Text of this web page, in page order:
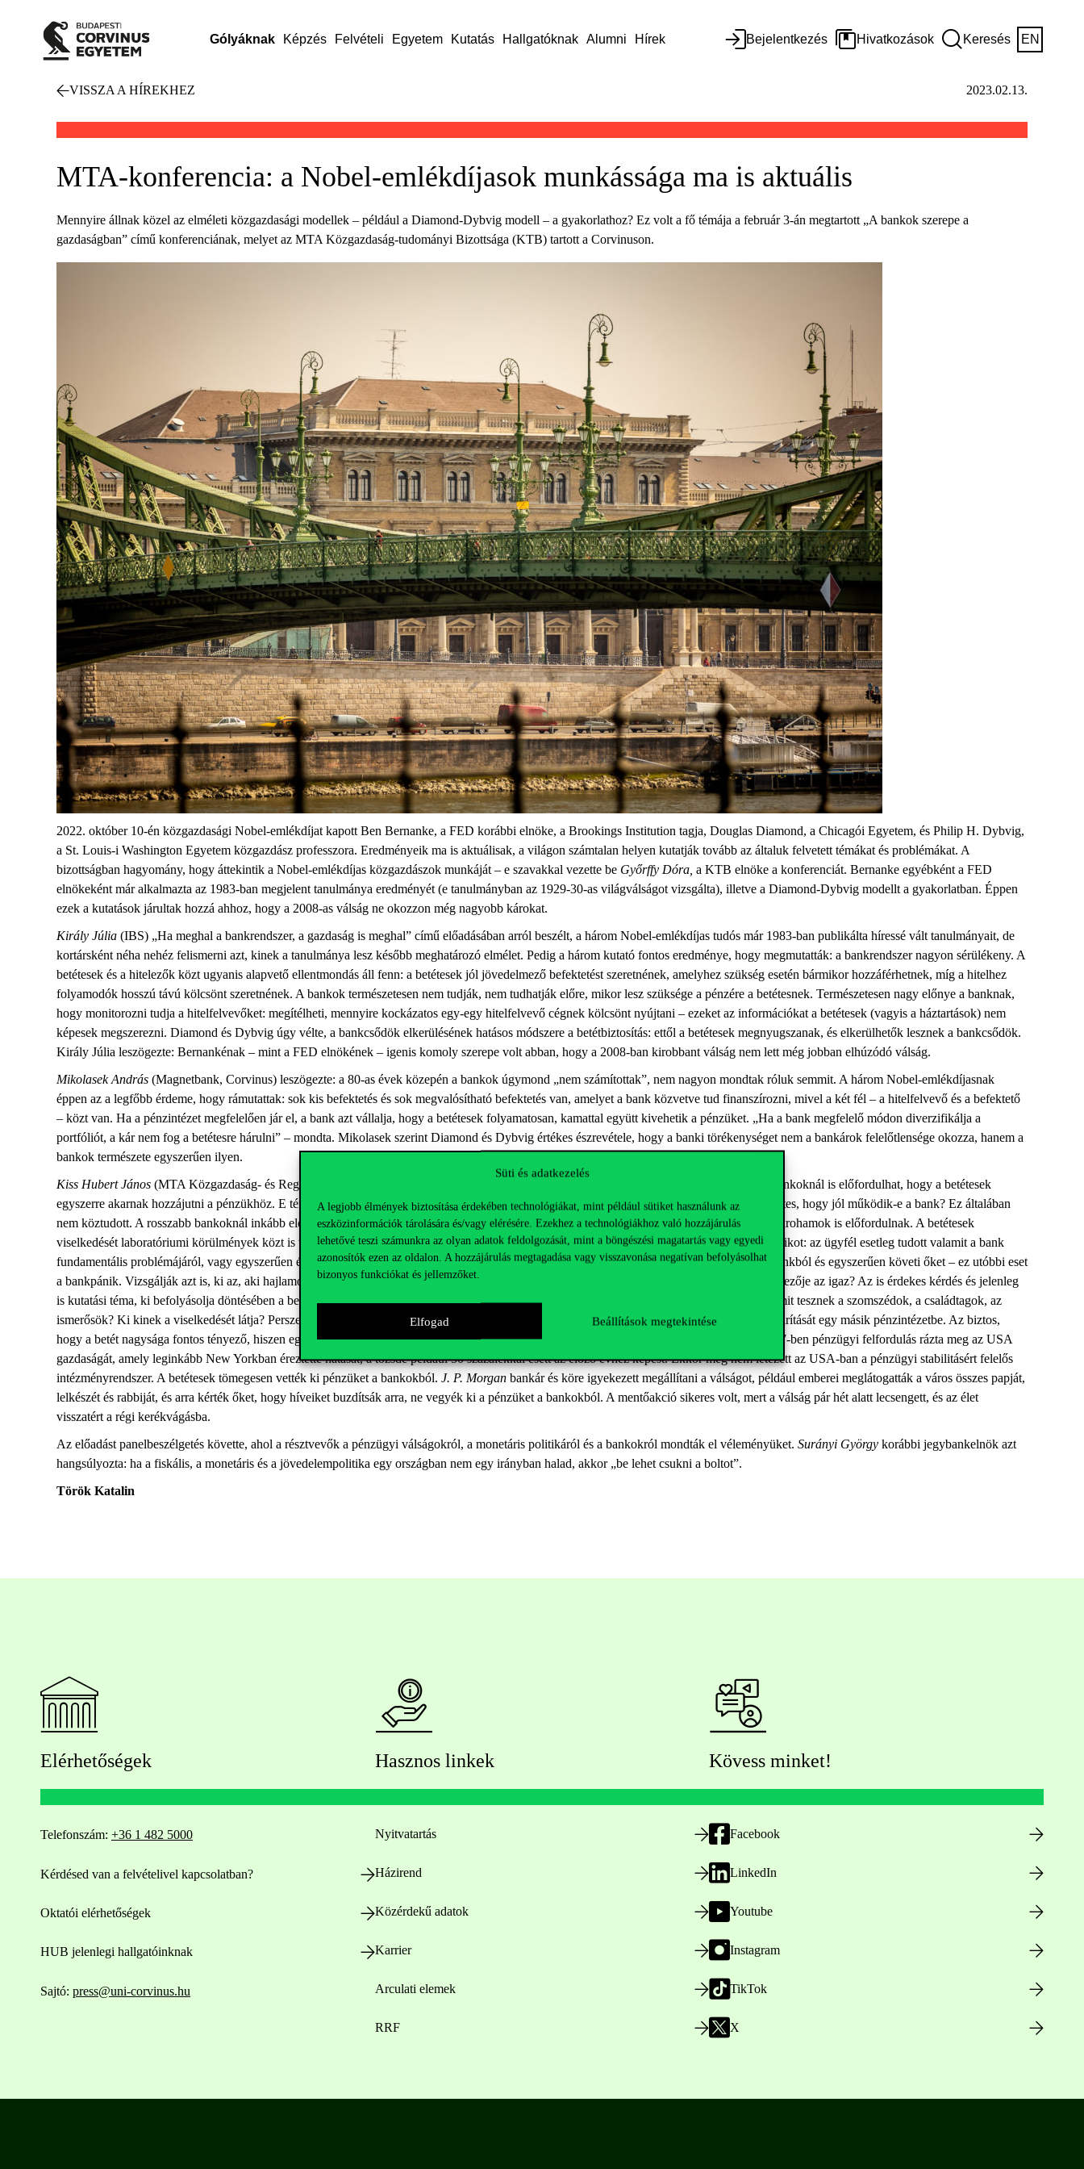
Süti és adatkezelés
A legjobb élmények biztosítása érdekében technológiákat, mint például sütiket használunk az
eszközinformációk tárolására és/vagy elérésére. Ezekhez a technológiákhoz való hozzájárulás
lehetővé teszi számunkra az olyan adatok feldolgozását, mint a böngészési magatartás vagy egyedi
azonosítók ezen az oldalon. A hozzájárulás megtagadása vagy visszavonása negatívan befolyásolhat
bizonyos funkciókat és jellemzőket.
Elfogad Beállítások megtekintése
Gólyáknak Képzés Felvételi Egyetem Kutatás Hallgatóknak Alumni Hírek Bejelentkezés Hivatkozások Keresés EN
VISSZA A HÍREKHEZ 2023.02.13.
MTA-konferencia: a Nobel-emlékdíjasok munkássága ma is aktuális
Mennyire állnak közel az elméleti közgazdasági modellek – például a Diamond-Dybvig modell – a gyakorlathoz? Ez volt a fő témája a február 3-án megtartott „A bankok szerepe a
gazdaságban” című konferenciának, melyet az MTA Közgazdaság-tudományi Bizottsága (KTB) tartott a Corvinuson.
2022. október 10-én közgazdasági Nobel-emlékdíjat kapott Ben Bernanke, a FED korábbi elnöke, a Brookings Institution tagja, Douglas Diamond, a Chicagói Egyetem, és Philip H. Dybvig,
a St. Louis-i Washington Egyetem közgazdász professzora. Eredményeik ma is aktuálisak, a világon számtalan helyen kutatják tovább az általuk felvetett témákat és problémákat. A
bizottságban hagyomány, hogy áttekintik a Nobel-emlékdíjas közgazdászok munkáját – e szavakkal vezette be Győrffy Dóra, a KTB elnöke a konferenciát. Bernanke egyébként a FED
elnökeként már alkalmazta az 1983-ban megjelent tanulmánya eredményét (e tanulmányban az 1929-30-as világválságot vizsgálta), illetve a Diamond-Dybvig modellt a gyakorlatban. Éppen
ezek a kutatások járultak hozzá ahhoz, hogy a 2008-as válság ne okozzon még nagyobb károkat.
Király Júlia (IBS) „Ha meghal a bankrendszer, a gazdaság is meghal” című előadásában arról beszélt, a három Nobel-emlékdíjas tudós már 1983-ban publikálta híressé vált tanulmányait, de
kortársként néha nehéz felismerni azt, kinek a tanulmánya lesz később meghatározó elmélet. Pedig a három kutató fontos eredménye, hogy megmutatták: a bankrendszer nagyon sérülékeny. A
betétesek és a hitelezők közt ugyanis alapvető ellentmondás áll fenn: a betétesek jól jövedelmező befektetést szeretnének, amelyhez szükség esetén bármikor hozzáférhetnek, míg a hitelhez
folyamodók hosszú távú kölcsönt szeretnének. A bankok természetesen nem tudják, nem tudhatják előre, mikor lesz szüksége a pénzére a betétesnek. Természetesen nagy előnye a banknak,
hogy monitorozni tudja a hitelfelvevőket: megítélheti, mennyire kockázatos egy-egy hitelfelvevő cégnek kölcsönt nyújtani – ezeket az információkat a betétesek (vagyis a háztartások) nem
képesek megszerezni. Diamond és Dybvig úgy vélte, a bankcsődök elkerülésének hatásos módszere a betétbiztosítás: ettől a betétesek megnyugszanak, és elkerülhetők lesznek a bankcsődök.
Király Júlia leszögezte: Bernankénak – mint a FED elnökének – igenis komoly szerepe volt abban, hogy a 2008-ban kirobbant válság nem lett még jobban elhúzódó válság.
Mikolasek András (Magnetbank, Corvinus) leszögezte: a 80-as évek közepén a bankok úgymond „nem számítottak”, nem nagyon mondtak róluk semmit. A három Nobel-emlékdíjasnak
éppen az a legfőbb érdeme, hogy rámutattak: sok kis befektetés és sok megvalósítható befektetés van, amelyet a bank közvetve tud finanszírozni, mivel a két fél – a hitelfelvevő és a befektető
– közt van. Ha a pénzintézet megfelelően jár el, a bank azt vállalja, hogy a betétesek folyamatosan, kamattal együtt kivehetik a pénzüket. „Ha a bank megfelelő módon diverzifikálja a
portfóliót, a kár nem fog a betétesre hárulni” – mondta. Mikolasek szerint Diamond és Dybvig értékes észrevétele, hogy a banki törékenységet nem a bankárok felelőtlensége okozza, hanem a
bankok természete egyszerűen ilyen.
Kiss Hubert János (MTA Közgazdaság- és Regionális Tudományi Kutatóközpont) a bankpánikokról beszélt. Mint mondta, még jól működő bankoknál is előfordulhat, hogy a betétesek
egyszerre akarnak hozzájutni a pénzükhöz. E témakörben a legfontosabb az, hogy a betétes viselkedését mi befolyásolja. Mennyire tudja a betétes, hogy jól működik-e a bank? Ez általában
nem köztudott. A rosszabb bankoknál inkább előfordul, hogy megrohamozzák az ügyfelek és ki akarják venni a pénzüket, de indokolatlan bankrohamok is előfordulnak. A betétesek
viselkedését laboratóriumi körülmények közt is vizsgálják. Még így is meglehetősen kevés jó adatbázis létezik arról, hogy mi okozza a bankpánikot: az ügyfél esetleg tudott valamit a bank
fundamentális problémájáról, vagy egyszerűen éppen szüksége volt a pénzére, vagy látta, hogy mások ki akarják venni a pénzüket egy adott bankból és egyszerűen követi őket – ez utóbbi eset
a bankpánik. Vizsgálják azt is, ki az, aki hajlamos ilyen helyzetben azonnal kivenni a pénzét: aki tanult, tapasztalt, vagyonos vagy épp az ellenkezője az igaz? Az is érdekes kérdés és jelenleg
is kutatási téma, ki befolyásolja döntésében a betétest. Az eddigi vizsgálatok szerint az ún. társadalmi hálózatok számítanak ilyen helyzetben – mit tesznek a szomszédok, a családtagok, az
ismerősök? Ki kinek a viselkedését látja? Persze az online bankolás ezt a kérdést is megnehezíti, hiszen valaki otthon ülve is átutalhatja megtakarítását egy másik pénzintézetbe. Az biztos,
hogy a betét nagysága fontos tényező, hiszen egy bizonyos összeghatáron felül például nincs betétbiztosítás. Ennek fontos példája, amikor 1907-ben pénzügyi felfordulás rázta meg az USA
gazdaságát, amely leginkább New Yorkban éreztette hatását, a tőzsde például 50 százalékkal esett az előző évhez képest. Ekkor még nem létezett az USA-ban a pénzügyi stabilitásért felelős
intézményrendszer. A betétesek tömegesen vették ki pénzüket a bankokból. J. P. Morgan bankár és köre igyekezett megállítani a válságot, például emberei meglátogatták a város összes papját,
lelkészét és rabbiját, és arra kérték őket, hogy híveiket buzdítsák arra, ne vegyék ki a pénzüket a bankokból. A mentőakció sikeres volt, mert a válság pár hét alatt lecsengett, és az élet
visszatért a régi kerékvágásba.
Az előadást panelbeszélgetés követte, ahol a résztvevők a pénzügyi válságokról, a monetáris politikáról és a bankokról mondták el véleményüket. Surányi György korábbi jegybankelnök azt
hangsúlyozta: ha a fiskális, a monetáris és a jövedelempolitika egy országban nem egy irányban halad, akkor „be lehet csukni a boltot”.
Török Katalin
Elérhetőségek
Telefonszám: +36 1 482 5000
Kérdésed van a felvételivel kapcsolatban?
Oktatói elérhetőségek
HUB jelenlegi hallgatóinknak
Sajtó: press@uni-corvinus.hu
Hasznos linkek
Nyitvatartás
Házirend
Közérdekű adatok
Karrier
Arculati elemek
RRF
Kövess minket!
Facebook
LinkedIn
Youtube
Instagram
TikTok
X